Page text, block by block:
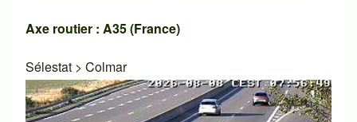
Axe routier : A35 (France)
Sélestat > Colmar